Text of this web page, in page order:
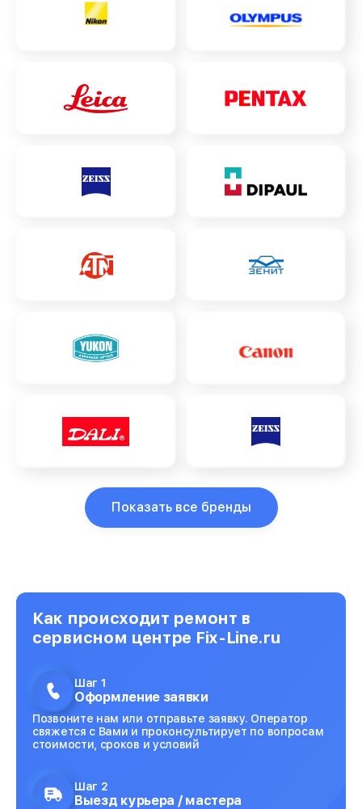
Показать все бренды
Как происходит ремонт в
сервисном центре Fix-Line.ru
Шаг 1
Оформление заявки
Позвоните нам или отправьте заявку. Оператор
свяжется с Вами и проконсультирует по вопросам
стоимости, сроков и условий
Шаг 2
Выезд курьера / мастера